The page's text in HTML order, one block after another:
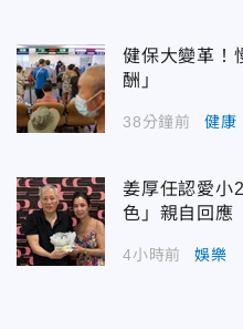
健保大變革！
酬」
38分鐘前 健康
姜厚任認愛小
色」親自回應
4小時前 娛樂